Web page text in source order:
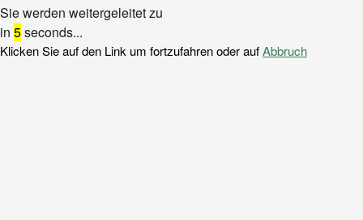
Sie werden weitergeleitet zu
in 5seconds...
Klicken Sie auf den Link um fortzufahren oder aufAbbruch